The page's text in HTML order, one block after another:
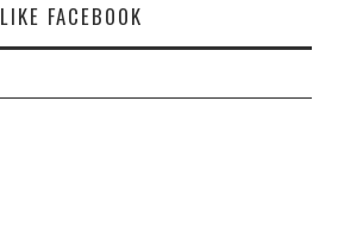
LIKE FACEBOOK